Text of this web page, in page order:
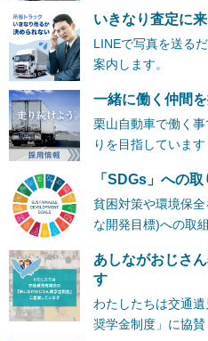
いきなり査定に
LINEで写真を送る
案内します。
一緒に働く仲間
栗山自動車で働く
りを目指しています
「SDGs」への
貧困対策や環境保
な開発目標)への取
あしながおじさ
す
わたしたちは交通
奨学金制度」に協賛